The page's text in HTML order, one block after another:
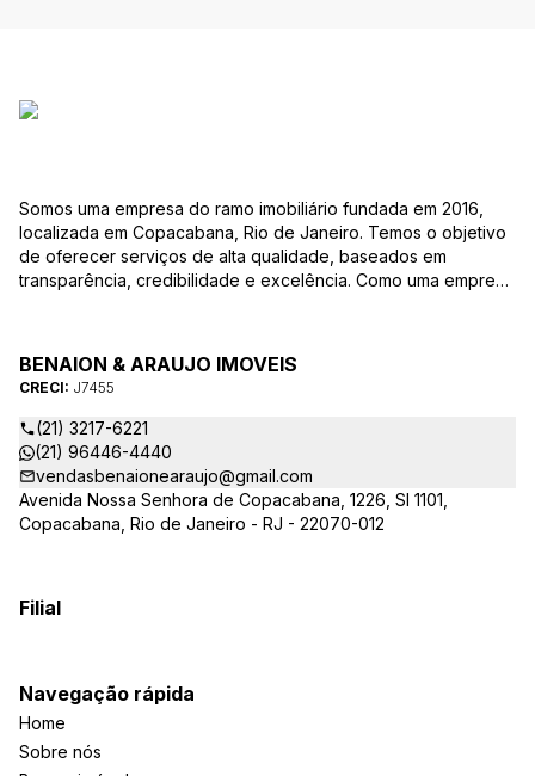
Somos uma empresa do ramo imobiliário fundada em 2016,
localizada em Copacabana, Rio de Janeiro. Temos o objetivo
de oferecer serviços de alta qualidade, baseados em
transparência, credibilidade e excelência. Como uma empresa
BENAION & ARAUJO IMOVEIS
CRECI: J7455
(21) 3217-6221
(21) 96446-4440
vendasbenaionearaujo@gmail.com
Avenida Nossa Senhora de Copacabana, 1226, Sl 1101,
Copacabana, Rio de Janeiro - RJ - 22070-012
Filial
Navegação rápida
Home
Sobre nós